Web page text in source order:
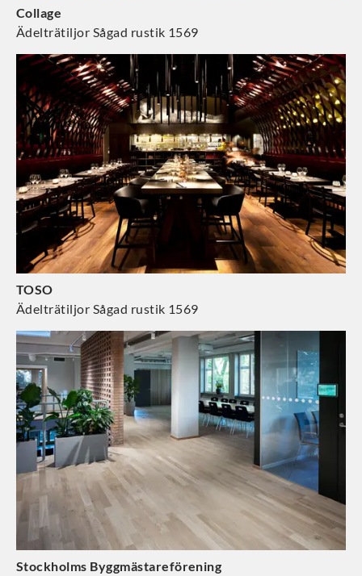
Collage
Ädelträtiljor Sågad rustik 1569
TOSO
Ädelträtiljor Sågad rustik 1569
Stockholms Byggmästareförening